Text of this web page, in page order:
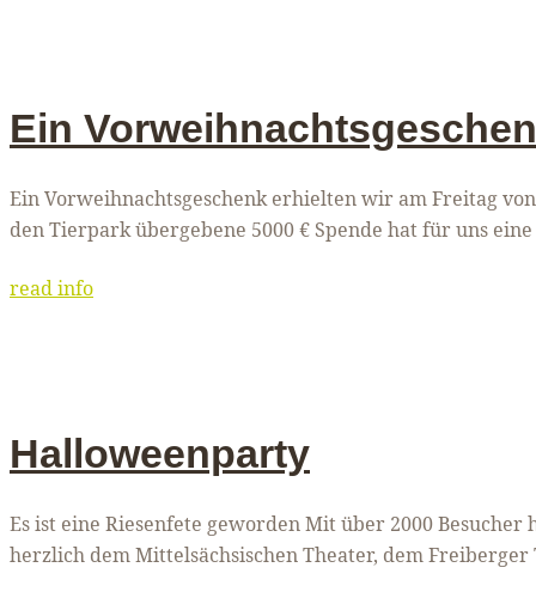
Ein
Ein Vorweihnachtsgeschenk erhielten wir am Freitag
den Tierpark übergebene 5000 € Spende hat für uns
read info
Halloweenparty
Es ist eine Riesenfete geworden Mit über 2000
herzlich dem Mittelsächsischen Theater, dem